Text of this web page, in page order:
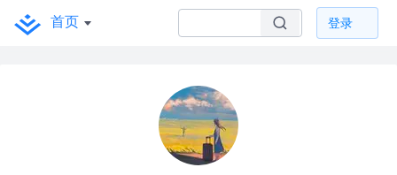
首页 登录